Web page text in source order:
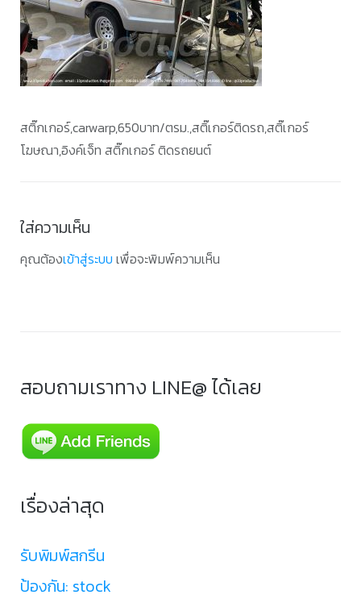
สติ๊กเกอร์,carwarp,650บาท/ตรม.,สติ๊เกอร์ติดรถ,สติ๊เกอร์
โฆษณา,อิงค์เจ็ท สติ๊กเกอร์ ติดรถยนต์
ใส่ความเห็น
คุณต้องเข้าสู่ระบบ เพื่อจะพิมพ์ความเห็น
สอบถามเราทาง LINE@ ได้เลย
เรื่องล่าสุด
รับพิมพ์สกรีน
ป้องกัน: stock